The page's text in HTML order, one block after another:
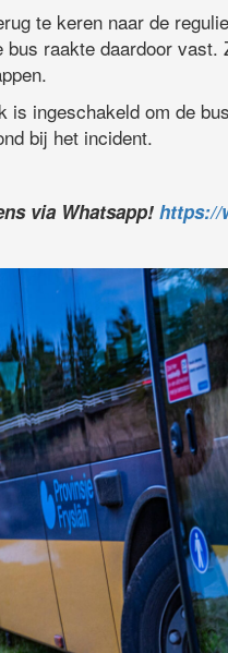
te keren naar de
raakte daardoor
is ingeschakeld om de
bij het incident.
via Whatsapp! https://